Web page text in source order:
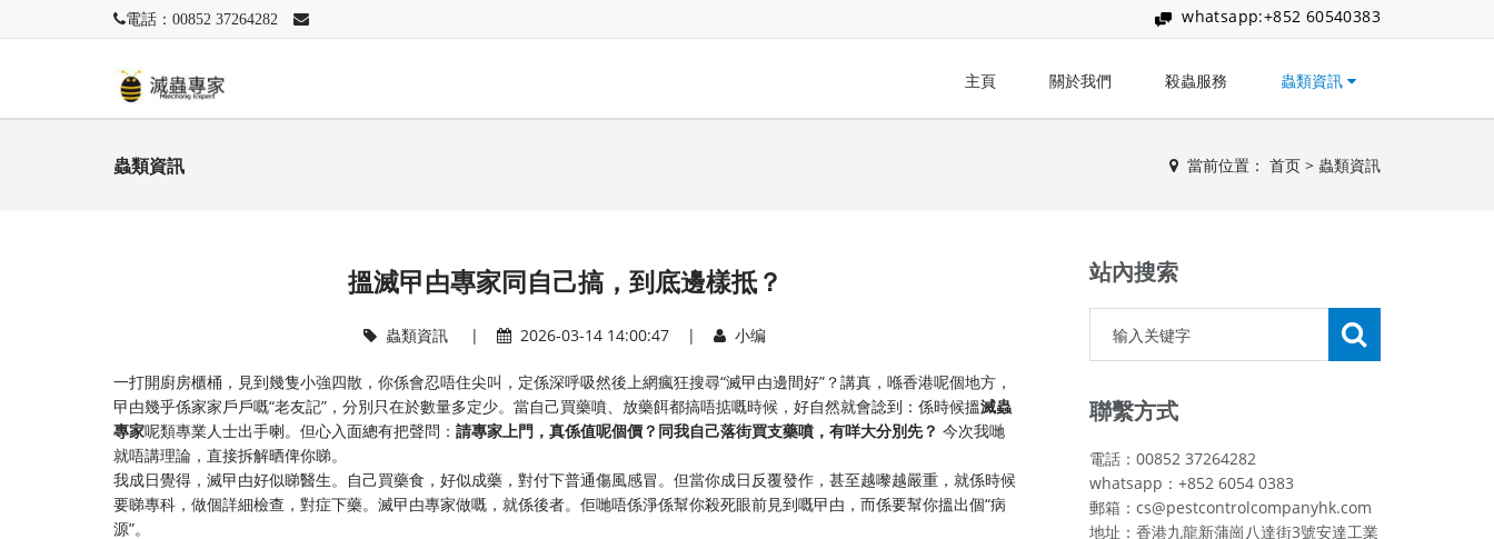
電話：00852 37264282 whatsapp:+852 60540383
主頁 關於我們 殺蟲服務 蟲類資訊
蟲類資訊 當前位置： 首页 > 蟲類資訊
搵滅曱甴專家同自己搞，到底邊樣抵？
蟲類資訊 | 2026-03-14 14:00:47 | 小编
一打開廚房櫃桶，見到幾隻小強四散，你係會忍唔住尖叫，定係深呼吸然後上網瘋狂搜尋“滅曱甴邊間好”？講真，喺香港呢個地方，
曱甴幾乎係家家戶戶嘅“老友記”，分別只在於數量多定少。當自己買藥噴、放藥餌都搞唔掂嘅時候，好自然就會諗到：係時候搵滅蟲
專家呢類專業人士出手喇。但心入面總有把聲問： 請專家上門，真係值呢個價？同我自己落街買支藥噴，有咩大分別先？ ​ 今次我哋
就唔講理論，直接拆解晒俾你睇。
我成日覺得，滅曱甴好似睇醫生。自己買藥食，好似成藥，對付下普通傷風感冒。但當你成日反覆發作，甚至越嚟越嚴重，就係時候
要睇專科，做個詳細檢查，對症下藥。滅曱甴專家做嘅，就係後者。佢哋唔係淨係幫你殺死眼前見到嘅曱甴，而係要幫你搵出個“病
源”。
站內搜索
聯繫方式
電話：00852 37264282
whatsapp：+852 6054 0383
郵箱：cs@pestcontrolcompanyhk.com
地址：香港九龍新蒲崗八達街3號安達工業